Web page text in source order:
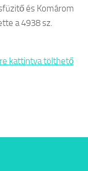
és Komárom
a 4938 sz.
kattintva tölthető